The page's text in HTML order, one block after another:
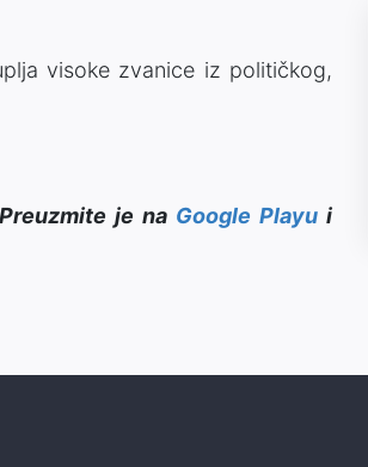
visoke zvanice iz političkog,
je na Google Playui